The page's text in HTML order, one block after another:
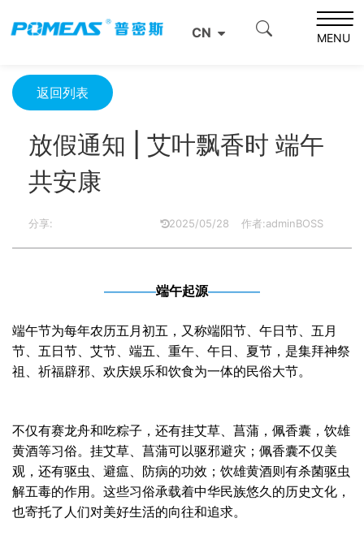
CN MENU
放假通知 | 艾叶飘香时 端午共安康
返回列表
放假通知 | 艾叶飘香时 端午
共安康
分享: 2025/05/28 作者:adminBOSS
————端午起源————
端午节为每年农历五月初五，又称端阳节、午日节、五月
节、五日节、艾节、端五、重午、午日、夏节，是集拜神祭
祖、祈福辟邪、欢庆娱乐和饮食为一体的民俗大节。
不仅有赛龙舟和吃粽子，还有挂艾草、菖蒲，佩香囊，饮雄
黄酒等习俗。挂艾草、菖蒲可以驱邪避灾；佩香囊不仅美
观，还有驱虫、避瘟、防病的功效；饮雄黄酒则有杀菌驱虫
解五毒的作用。这些习俗承载着中华民族悠久的历史文化，
也寄托了人们对美好生活的向往和追求。